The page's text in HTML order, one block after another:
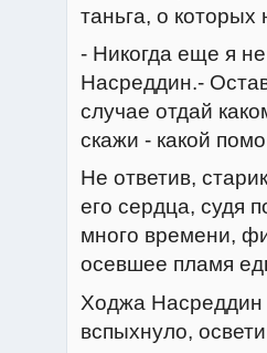
таньга, о которых
- Hикогда еще я
Hасреддин.-
случае отдай
скажи - какой
Hе ответив,
его сердца, судя
много времени,
осевшее пламя
Ходжа Hасреддин
вспыхнуло,